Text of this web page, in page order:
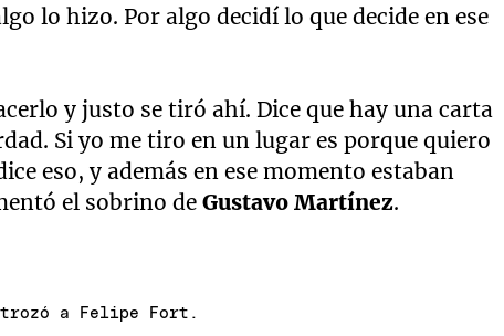
lo hizo. Por algo decidí lo que decide en ese
y justo se tiró ahí. Dice que hay una carta
Si yo me tiro en un lugar es porque quiero
eso, y además en ese momento estaban
el sobrino deGustavo Martínez.
a Felipe Fort.